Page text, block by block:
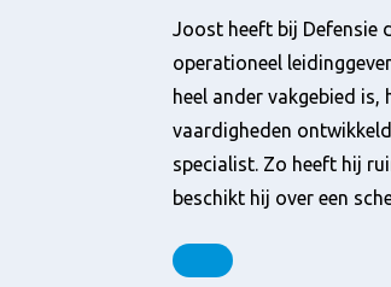
Joost heeft bij Defensie
operationeel
heel ander vakgebied
vaardigheden
specialist. Zo heeft hij
beschikt hij over een